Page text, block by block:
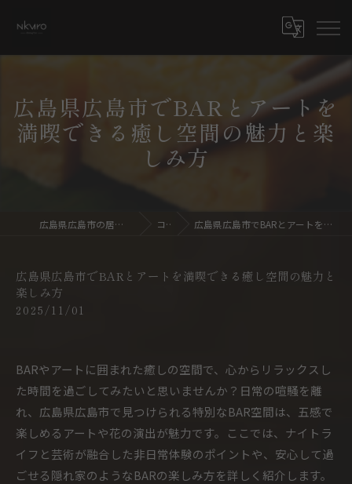
広島県広島市でBARとアートを
満喫できる癒し空間の魅力と楽
しみ方
広島県広島市の居酒屋ならdining bar NKURO コラム 広島県広島市でBARとアートを満喫できる癒し空間の魅力と楽しみ方
広島県広島市でBARとアートを満喫できる癒し空間の魅力と
楽しみ方
2025/11/01
BARやアートに囲まれた癒しの空間で、心からリラックスし
た時間を過ごしてみたいと思いませんか？日常の喧騒を離
れ、広島県広島市で見つけられる特別なBAR空間は、五感で
楽しめるアートや花の演出が魅力です。ここでは、ナイトラ
イフと芸術が融合した非日常体験のポイントや、安心して過
ごせる隠れ家のようなBARの楽しみ方を詳しく紹介します。